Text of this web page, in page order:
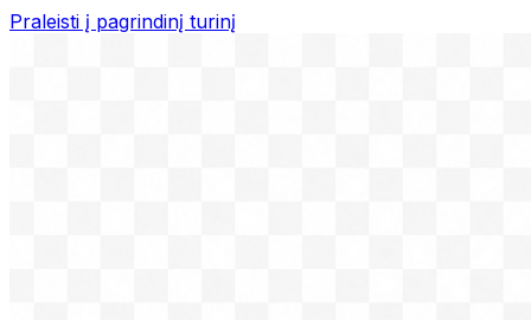
Praleisti į pagrindinį turinį